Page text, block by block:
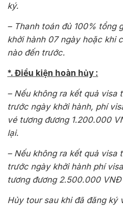
ký.
– Thanh toán đủ 100% tổng
khởi hành 07 ngày hoặc khi
nào đến trước.
*. Điều kiện hoàn hủy :
– Nếu không ra kết quả visa
trước ngày khởi hành, phí
vé tương đương 1.200.000
lại.
– Nếu không ra kết quả visa
trước ngày khởi hành phí
tương đương 2.500.000
Hủy tour sau khi đã đăng ký